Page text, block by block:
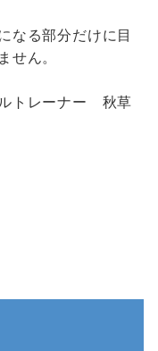
なる部分だけに目
せん。
トレーナー 秋草